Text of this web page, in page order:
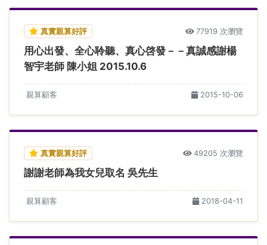
真實親算好評 77919 次瀏覽
用心出發、全心聆聽、真心啓發－－真誠感謝楊
智宇老師 陳小姐 2015.10.6
親算顧客 2015-10-06
真實親算好評 49205 次瀏覽
謝謝老師為我女兒取名 吳先生
親算顧客 2018-04-11